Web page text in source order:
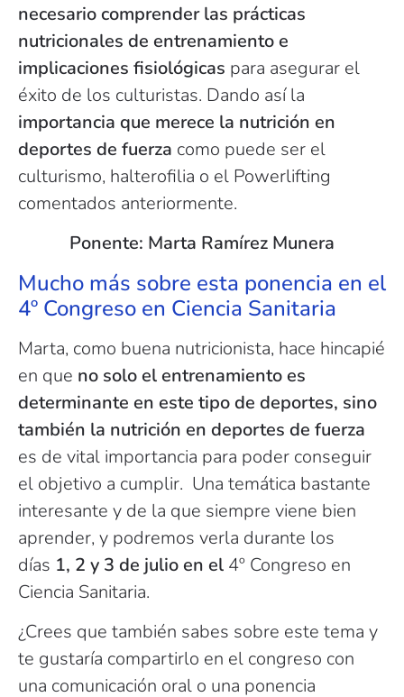
necesario comprender las prácticas
nutricionales de entrenamiento e
implicaciones fisiológicas para asegurar el
éxito de los culturistas. Dando así la
importancia que merece la nutrición en
deportes de fuerza como puede ser el
culturismo, halterofilia o el Powerlifting
comentados anteriormente.
Ponente: Marta Ramírez Munera
Mucho más sobre esta ponencia en el
4º Congreso en Ciencia Sanitaria
Marta, como buena nutricionista, hace hincapié
en que no solo el entrenamiento es
determinante en este tipo de deportes, sino
también la nutrición en deportes de fuerza
es de vital importancia para poder conseguir
el objetivo a cumplir. Una temática bastante
interesante y de la que siempre viene bien
aprender, y podremos verla durante los
días 1, 2 y 3 de julio en el 4º Congreso en
Ciencia Sanitaria.
¿Crees que también sabes sobre este tema y
te gustaría compartirlo en el congreso con
una comunicación oral o una ponencia